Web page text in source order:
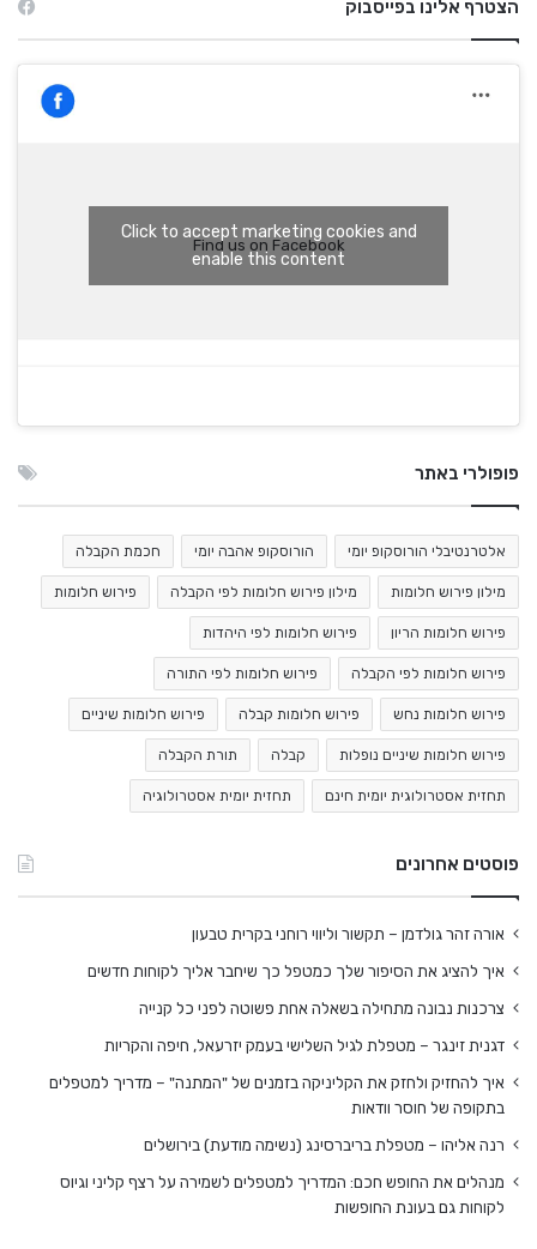
הצטרף אלינו בפייסבוק
Find us on Facebook
Click to accept marketing cookies and
enable this content
פופולרי באתר
אלטרנטיבלי הורוסקופ יומי הורוסקופ אהבה יומי חכמת הקבלה
מילון פירוש חלומות מילון פירוש חלומות לפי הקבלה פירוש חלומות
פירוש חלומות הריון פירוש חלומות לפי היהדות
פירוש חלומות לפי הקבלה פירוש חלומות לפי התורה
פירוש חלומות נחש פירוש חלומות קבלה פירוש חלומות שיניים
פירוש חלומות שיניים נופלות קבלה תורת הקבלה
תחזית אסטרולוגית יומית חינם תחזית יומית אסטרולוגיה
פוסטים אחרונים
אורה זהר גולדמן – תקשור וליווי רוחני בקרית טבעון
איך להציג את הסיפור שלך כמטפל כך שיחבר אליך לקוחות חדשים
צרכנות נבונה מתחילה בשאלה אחת פשוטה לפני כל קנייה
דגנית זינגר – מטפלת לגיל השלישי בעמק יזרעאל, חיפה והקריות
איך להחזיק ולחזק את הקליניקה בזמנים של "המתנה" – מדריך למטפלים
בתקופה של חוסר וודאות
רנה אליהו – מטפלת בריברסינג (נשימה מודעת) בירושלים
מנהלים את החופש חכם: המדריך למטפלים לשמירה על רצף קליני וגיוס
לקוחות גם בעונת החופשות